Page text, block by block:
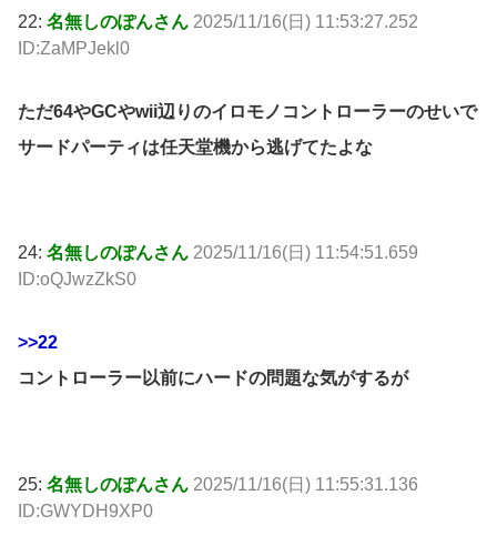
22: 名無しのぽんさん 2025/11/16(日) 11:53:27.252
ID:ZaMPJekl0
ただ64やGCやwii辺りのイロモノコントローラーのせいで
サードパーティは任天堂機から逃げてたよな
24: 名無しのぽんさん 2025/11/16(日) 11:54:51.659
ID:oQJwzZkS0
>>22
コントローラー以前にハードの問題な気がするが
25: 名無しのぽんさん 2025/11/16(日) 11:55:31.136
ID:GWYDH9XP0